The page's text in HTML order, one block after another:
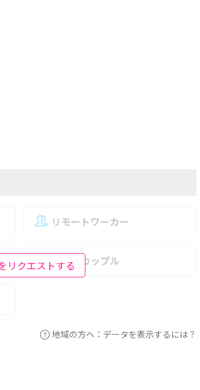
リクエストする
リモートワーカー
夫婦・カップル
地域の方へ：データを表示するには？